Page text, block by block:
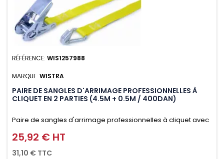
RÉFÉRENCE: WIS1257988
MARQUE: WISTRA
PAIRE DE SANGLES D'ARRIMAGE PROFESSIONNELLES À
CLIQUET EN 2 PARTIES (4.5M + 0.5M / 400DAN)
Paire de sangles d'arrimage professionnelles à cliquet avec
crochet en 2 parties (4.5M + 0.5M / 400daN), simple et rapide
d'utilisation. Permet d'arrimer et de sécuriser
Prix
25,92 € HT
31,10 € TTC